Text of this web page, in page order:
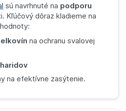
sú navrhnuté na podporu
i. Kľúčový dôraz kladieme na
na ochranu svalovej
na efektívne zasýtenie.